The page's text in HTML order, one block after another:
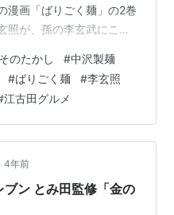
漫画「ばりごく麺」の2巻
照が、孫の李玄武にこう
れない……！！食べた者の
ことだ！！ （引用元：
、今回行く「長男、ほそ
たとき、美味かったよな
いたゆえ、再訪問だ。し
のたかし #中沢製麺
#ばりごく麺 #李玄照
江古田グルメ
4年前
ブン とみ田監修「金の